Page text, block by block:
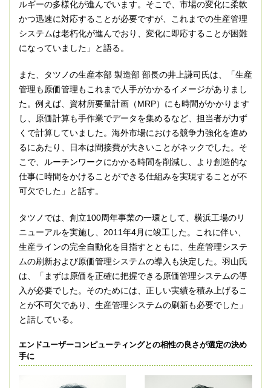
ルギーの多様化が進んでいます。そこで、市場の変化に柔軟
かつ迅速に対応することが必要ですが、これまでの生産管理
システムは老朽化が進んでおり、変化に即応することが困難
になっていました」と語る。
また、タツノの生産本部 製造部 部長の井上謙司氏は、「生産
管理も原価管理もこれまで人手がかかるイメージがありまし
た。例えば、資材所要量計画（MRP）にも時間がかかります
し、原価計算も手作業でデータを集めるなど、担当者が力ず
くで計算していました。海外市場における競争力強化を進め
るにあたり、日本は間接費が大きいことがネックでした。そ
こで、ルーチンワークにかかる時間を削減し、より創造的な
仕事に時間をかけることができる仕組みを実現することが不
可欠でした」と話す。
タツノでは、創立100周年事業の一環として、横浜工場のリ
ニューアルを実施し、2011年4月に竣工した。これに伴い、
生産ラインの完全自動化を目指すとともに、生産管理システ
ムの刷新および原価管理システムの導入も決定した。羽山氏
は、「まずは原価を正確に把握できる原価管理システムの導
入が必要でした。そのためには、正しい実績を積み上げるこ
とが不可欠であり、生産管理システムの刷新も必要でした」
と話している。
エンドユーザーコンピューティングとの相性の良さが選定の決め
手に